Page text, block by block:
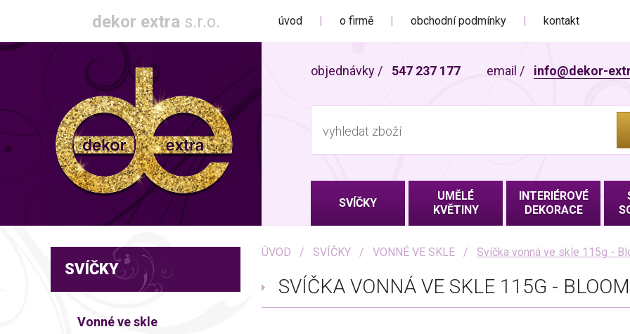
úvod o firmě obchodní podmínky kontakt
dekor extra s.r.o.
objednávky / 547 237 177 email / info@dekor-
SVÍČKY
UMĚLÉ
KVĚTINY
INTERIÉROVÉ
DEKORACE
SVÍČKY
Vonné ve skle
ÚVOD SVÍČKY VONNÉ VE SKLE Svíčka vonná ve skle 115g -
SVÍČKA VONNÁ VE SKLE 115G -